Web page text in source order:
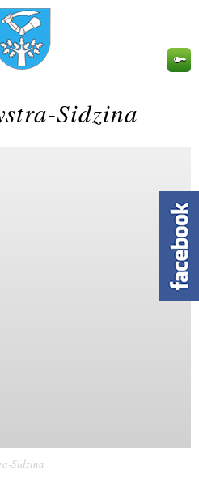
Sidzina
Sidzina